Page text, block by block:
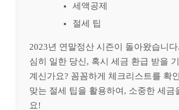
세액공제
절세 팁
2023년 연말정산 시즌이 돌아왔습니
심히 일한 당신, 혹시 세금 환급 받을
계신가요? 꼼꼼하게 체크리스트를 확
맞는 절세 팁을 활용하여, 소중한 세금
요!